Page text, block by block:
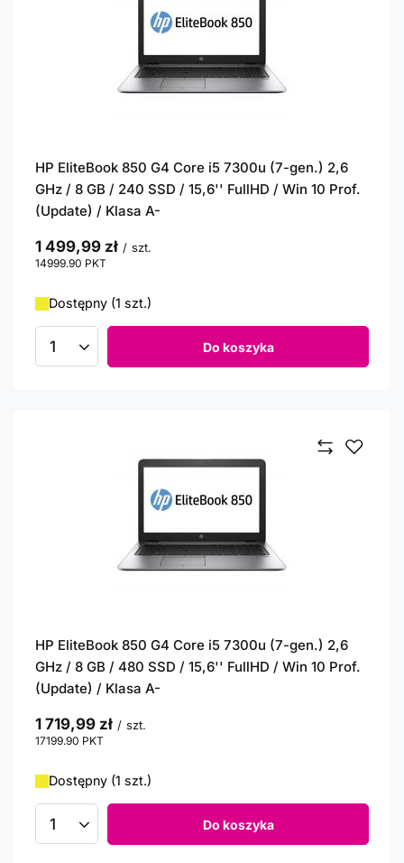
HP EliteBook 850 G4 Core i5 7300u (7-gen.) 2,6
GHz / 8 GB / 240 SSD / 15,6'' FullHD / Win 10 Prof.
(Update) / Klasa A-
1 499,99 zł / szt.
14999.90 PKT
Dostępny (1 szt.)
Ilość produktów Do koszyka
HP EliteBook 850 G4 Core i5 7300u (7-gen.) 2,6
GHz / 8 GB / 480 SSD / 15,6'' FullHD / Win 10 Prof.
(Update) / Klasa A-
1 719,99 zł / szt.
17199.90 PKT
Dostępny (1 szt.)
Ilość produktów Do koszyka